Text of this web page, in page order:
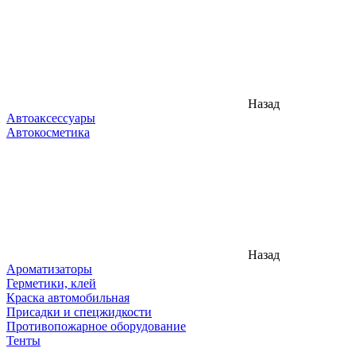
Назад
Автоаксессуары
Автокосметика
Назад
Ароматизаторы
Герметики, клей
Краска автомобильная
Присадки и спецжидкости
Противопожарное оборудование
Тенты